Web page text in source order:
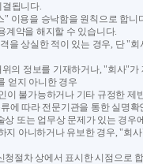
됩니다.
용을 승낙함을 원칙으로 합니
계약을 해지할 수 있습니다.
을 상실한 적이 있는 경우, 단 "
의 정보를 기재하거나, "회사"가
얻지 아니한 경우
불가능하거나 기타 규정한 제
따라 전문기관을 통한 실명확
또는 업무상 문제가 있는 경우
아니하거나 유보한 경우, "회
절차 상에서 표시한 시점으로